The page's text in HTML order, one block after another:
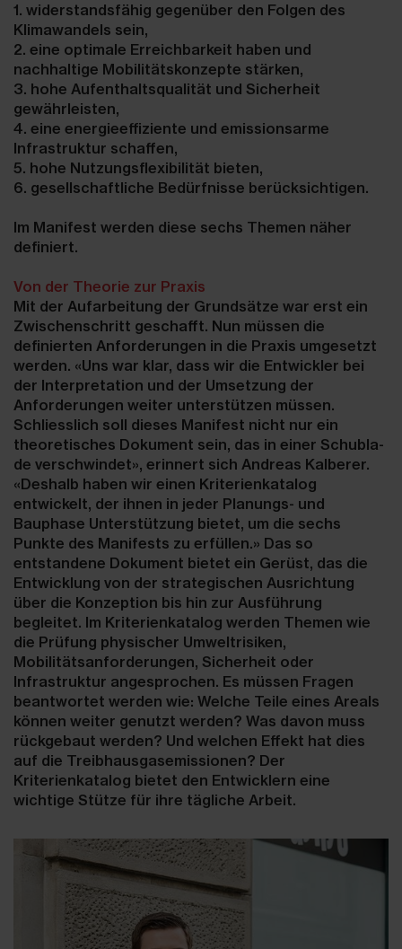
1. widerstandsfähig gegenüber den Folgen des
Klimawandels sein,
2. eine optimale Erreichbarkeit haben und
nachhaltige Mobilitätskonzepte stärken,
3. hohe Aufenthaltsqualität und Sicherheit
gewährleisten,
4. eine energieeffiziente und emissionsarme
Infrastruktur schaffen,
5. hohe Nutzungsflexibilität bieten,
6. gesellschaftliche Bedürfnisse berücksichtigen.
Im Manifest werden diese sechs Themen näher
definiert.
Von der Theorie zur Praxis
Mit der Aufarbeitung der Grundsätze war erst ein
Zwischenschritt geschafft. Nun müssen die
definierten Anforderungen in die Praxis umgesetzt
werden. «Uns war klar, dass wir die Entwickler bei
der Interpretation und der Umsetzung der
Anforderungen weiter unterstützen müssen.
Schliesslich soll dieses Manifest nicht nur ein
theoretisches Dokument sein, das in einer Schubla-
de verschwindet», erinnert sich Andreas Kalberer.
«Deshalb haben wir einen Kriterienkatalog
entwickelt, der ihnen in jeder Planungs- und
Bauphase Unterstützung bietet, um die sechs
Punkte des Manifests zu erfüllen.» Das so
entstandene Dokument bietet ein Gerüst, das die
Entwicklung von der strategischen Ausrichtung
über die Konzeption bis hin zur Ausführung
begleitet. Im Kriterienkatalog werden Themen wie
die Prüfung physischer Umweltrisiken,
Mobilitätsanforderungen, Sicherheit oder
Infrastruktur angesprochen. Es müssen Fragen
beantwortet werden wie: Welche Teile eines Areals
können weiter genutzt werden? Was davon muss
rückgebaut werden? Und welchen Effekt hat dies
auf die Treibhausgasemissionen? Der
Kriterienkatalog bietet den Entwicklern eine
wichtige Stütze für ihre tägliche Arbeit.